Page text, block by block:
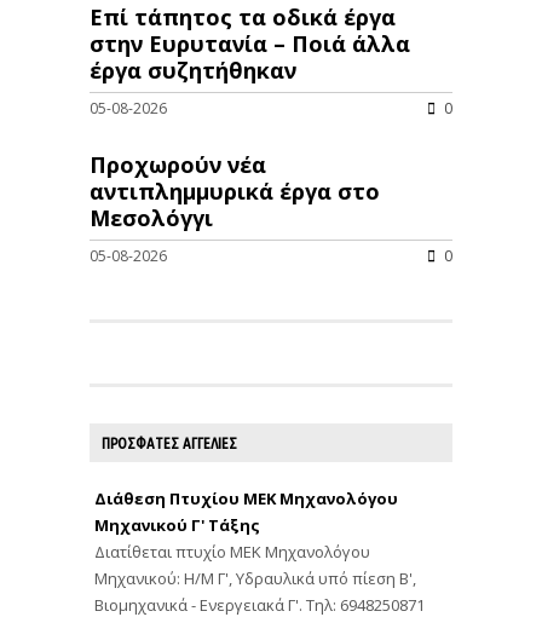
Επί τάπητος τα οδικά έργα
στην Ευρυτανία – Ποιά άλλα
έργα συζητήθηκαν
05-08-2026 0
Προχωρούν νέα
αντιπλημμυρικά έργα στο
Μεσολόγγι
05-08-2026 0
ΠΡΟΣΦΑΤΕΣ ΑΓΓΕΛΙΕΣ
Διάθεση Πτυχίου ΜΕΚ Μηχανολόγου
Μηχανικού Γ' Τάξης
Διατίθεται πτυχίο ΜΕΚ Μηχανολόγου
Μηχανικού: Η/Μ Γ', Υδραυλικά υπό πίεση Β',
Βιομηχανικά - Ενεργειακά Γ'. Τηλ: 6948250871